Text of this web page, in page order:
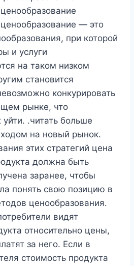
— это
при которой
и услуги
на таком низком
становится
конкурировать
рынке, что
.читать больше
на новый рынок.
этих стратегий цена
должна быть
заранее, чтобы
понять свою позицию в
ценообразования.
видят
относительно цены,
за него. Если в
стоимость продукта